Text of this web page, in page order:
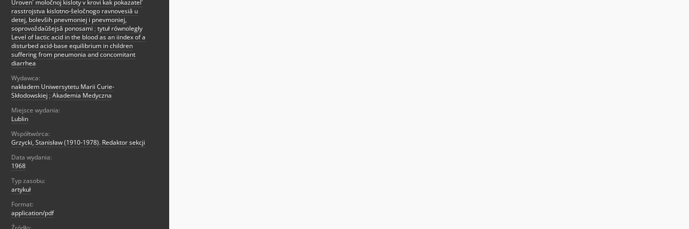
Urovenʹ moločnoj kisloty v krovi kak pokazatelʹ
rasstrojstva kislotno-ŝeločnogo ravnovesiâ u
detej, bolevših pnevmoniej i pnevmoniej,
soprovoždaûŝejsâ ponosami ; tytuł równoległy
Level of lactic acid in the blood as an iindex of a
disturbed acid-base equilibrium in children
suffering from pneumonia and concomitant
diarrhea
Wydawca:
nakładem Uniwersytetu Marii Curie-
Skłodowskiej ; Akademia Medyczna
Miejsce wydania:
Lublin
Współtwórca:
Grzycki, Stanisław (1910-1978). Redaktor sekcji
Data wydania:
1968
Typ zasobu:
artykuł
Format:
application/pdf